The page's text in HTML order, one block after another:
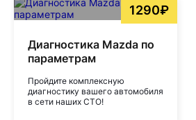
1290₽
Диагностика Mazda по
параметрам
Пройдите комплексную
диагностику вашего автомобиля
в сети наших СТО!